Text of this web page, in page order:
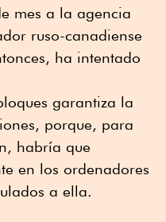
mes a la agencia
ruso-canadiense
ha intentado
garantiza la
porque, para
habría que
en los ordenadores
a ella.